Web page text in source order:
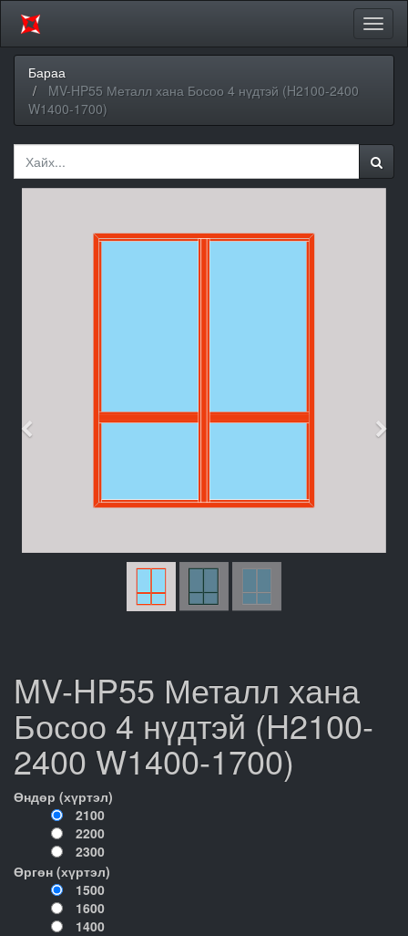
Бараа
MV-HP55 Металл хана Босоо 4 нүдтэй (H2100-2400
W1400-1700)
MV-HP55 Металл хана
Босоо 4 нүдтэй (H2100-
2400 W1400-1700)
Өндөр (хүртэл)
2100
2200
2300
Өргөн (хүртэл)
1500
1600
1400